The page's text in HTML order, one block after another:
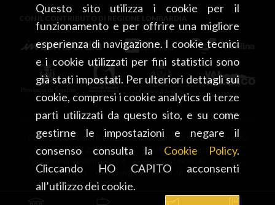
Questo sito utilizza i cookie per il
funzionamento e per offrire una migliore
esperienza di navigazione. I cookie tecnici
e i cookie utilizzati per fini statistici sono
già stati impostati. Per ulteriori dettagli sui
cookie, compresi i cookie analytics di terze
parti utilizzati da questo sito, e su come
gestirne le impostazioni e negare il
consenso consulta la Cookie Policy.
Cliccando HO CAPITO acconsenti
all’utilizzo dei cookie.
CON IL CONTRIBUTO DI REGIONE LOMBARDIA
CONSORZIO TURISTICO DEL MANDAMENTO DI SONDRIO • Via
Tonale, 13 • 23100 Sondrio • tel. +39 0342 219246 •
00834020141 • Copyright 2026 • All rights reserved